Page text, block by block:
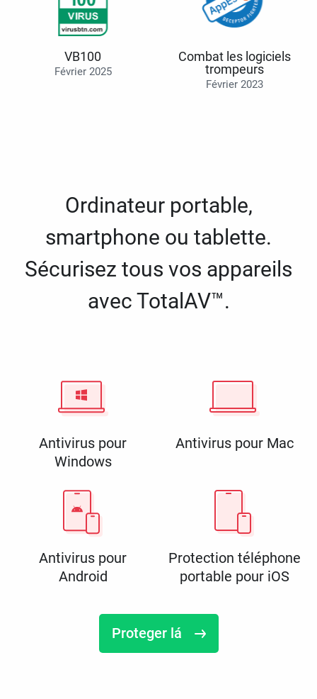
VB100
Février 2025
Combat les logiciels
trompeurs
Février 2023
Ordinateur portable,
smartphone ou tablette.
Sécurisez tous vos appareils
avec TotalAV™.
Antivirus pour
Windows
Antivirus pour Mac
Antivirus pour
Android
Protection téléphone
portable pour iOS
Proteger lá